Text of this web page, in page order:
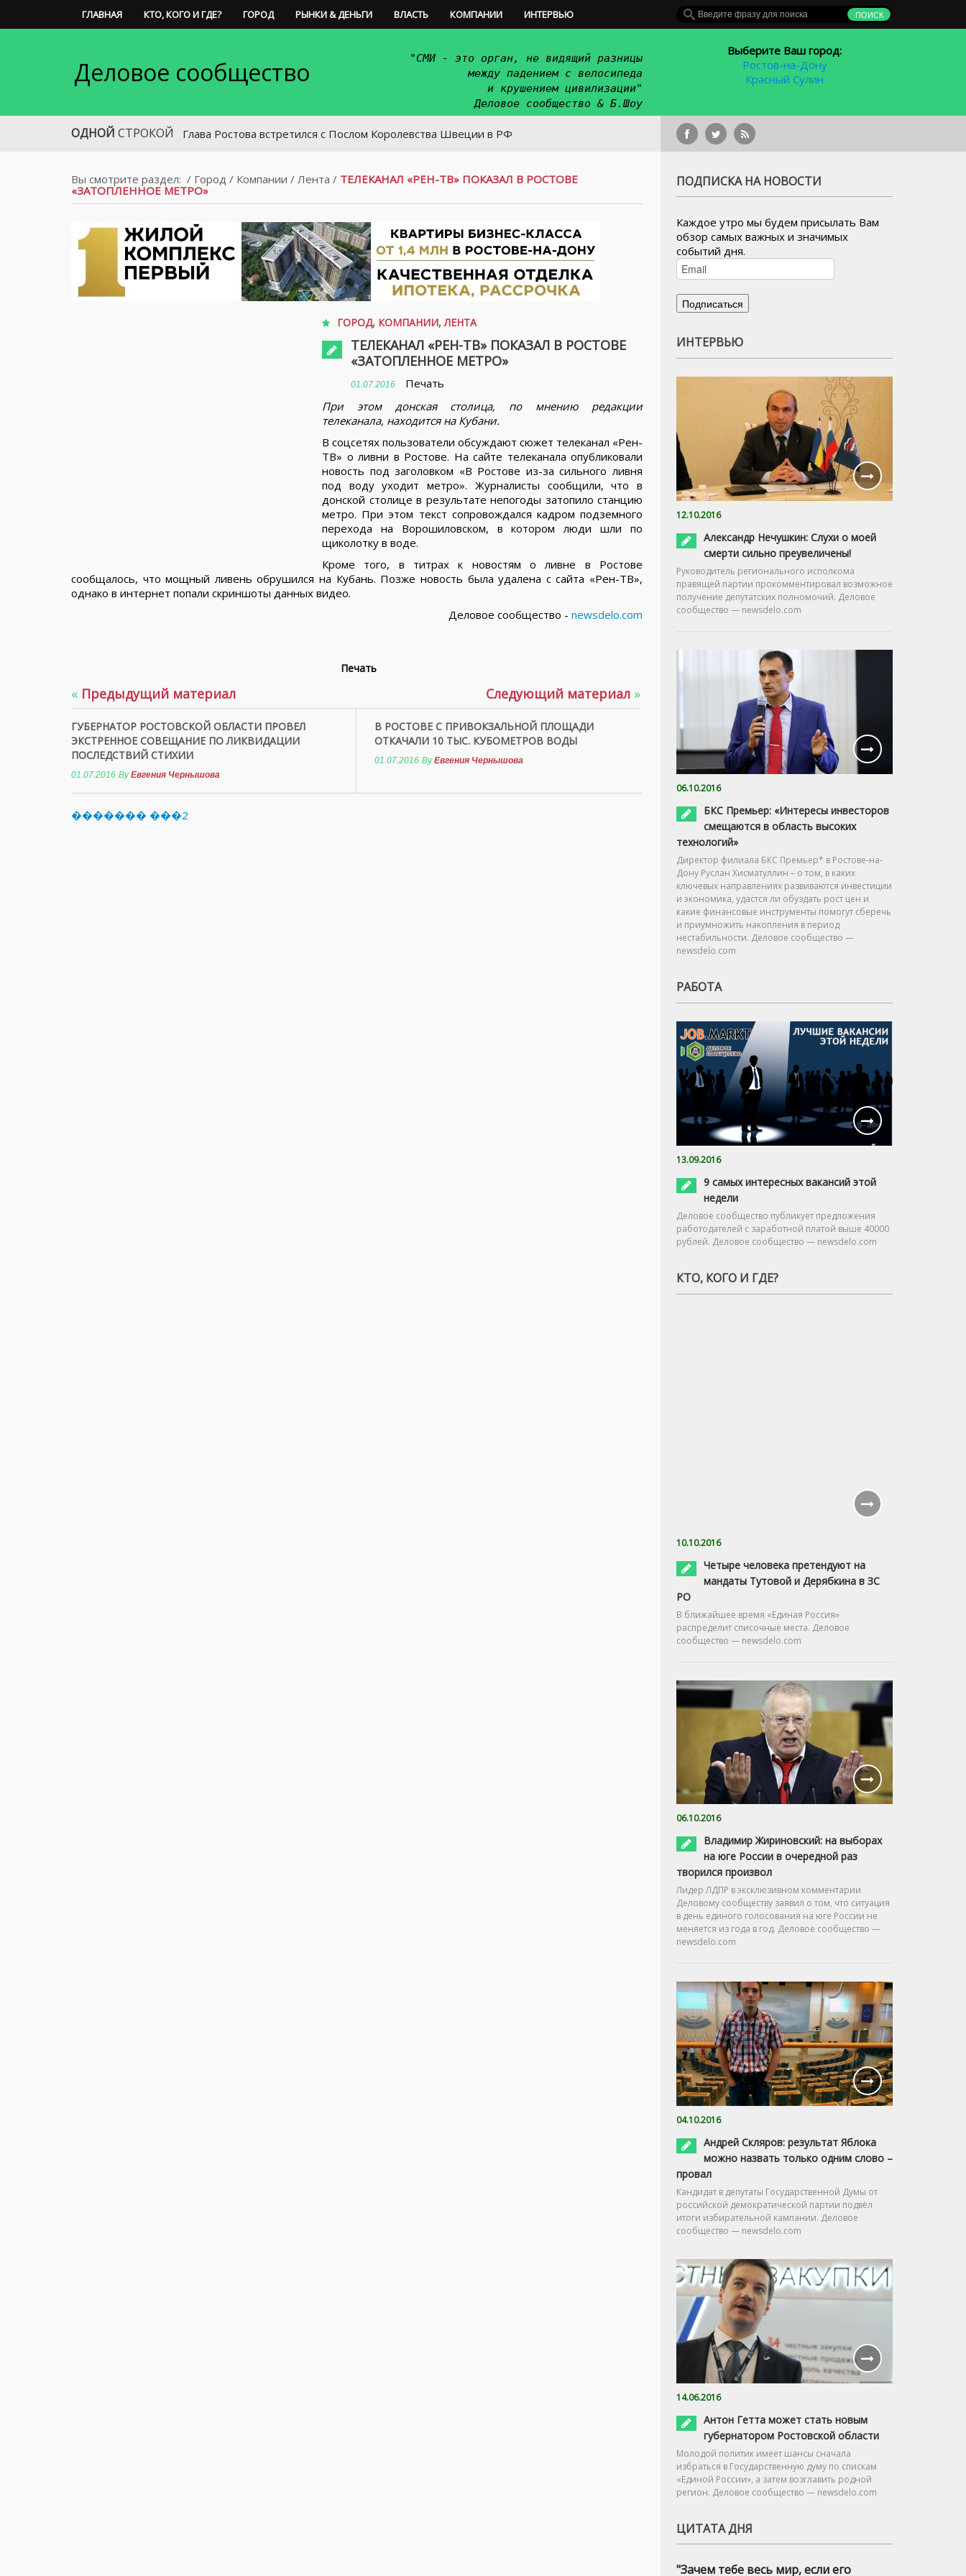
ГЛАВНАЯ КТО, КОГО И ГДЕ? ГОРОД РЫНКИ & ДЕНЬГИ ВЛАСТЬ КОМПАНИИ ИНТЕРВЬЮ
Деловое сообщество
"СМИ - это орган, не видящий разницы
между падением с велосипеда
и крушением цивилизации"
Деловое сообщество & Б.Шоу
Выберите Ваш город:
Ростов-на-Дону
Красный Сулин
ОДНОЙ СТРОКОЙ
Глава Ростова встретился с Послом Королевства Швеции в РФ
Вы смотрите раздел: / Город / Компании / Лента / ТЕЛЕКАНАЛ «РЕН-ТВ» ПОКАЗАЛ В РОСТОВЕ
«ЗАТОПЛЕННОЕ МЕТРО»
ГОРОД, КОМПАНИИ,ЛЕНТА
ТЕЛЕКАНАЛ «РЕН-ТВ» ПОКАЗАЛ В РОСТОВЕ
«ЗАТОПЛЕННОЕ МЕТРО»
01.07.2016
Печать
При этом донская столица, по мнению редакции
телеканала, находится на Кубани.
В соцсетях пользователи обсуждают сюжет телеканал «Рен-
ТВ» о ливни в Ростове. На сайте телеканала опубликовали
новость под заголовком «В Ростове из-за сильного ливня
под воду уходит метро». Журналисты сообщили, что в
донской столице в результате непогоды затопило станцию
метро. При этом текст сопровождался кадром подземного
перехода на Ворошиловском, в котором люди шли по
щиколотку в воде.
Кроме того, в титрах к новостям о ливне в Ростове
сообщалось, что мощный ливень обрушился на Кубань. Позже новость была удалена с сайта «Рен-ТВ»,
однако в интернет попали скриншоты данных видео.
Деловое сообщество - newsdelo.com
Печать
« Предыдущий материал
ГУБЕРНАТОР РОСТОВСКОЙ ОБЛАСТИ ПРОВЕЛ
ЭКСТРЕННОЕ СОВЕЩАНИЕ ПО ЛИКВИДАЦИИ
ПОСЛЕДСТВИЙ СТИХИИ
01.07.2016 ByЕвгения Чернышова
Следующий материал »
В РОСТОВЕ С ПРИВОКЗАЛЬНОЙ ПЛОЩАДИ
ОТКАЧАЛИ 10 ТЫС. КУБОМЕТРОВ ВОДЫ
01.07.2016 ByЕвгения Чернышова
������� ���2
ПОДПИСКА НА НОВОСТИ
Каждое утро мы будем присылать Вам
обзор самых важных и значимых
событий дня.
ИНТЕРВЬЮ
12.10.2016
Александр Нечушкин: Слухи о моей
смерти сильно преувеличены!
Руководитель регионального исполкома
правящей партии прокомментировал возможное
получение депутатских полномочий. Деловое
сообщество — newsdelo.com
06.10.2016
БКС Премьер: «Интересы инвесторов
смещаются в область высоких
технологий»
Директор филиала БКС Премьер* в Ростове-на-
Дону Руслан Хисматуллин – о том, в каких
ключевых направлениях развиваются инвестиции
и экономика, удастся ли обуздать рост цен и
какие финансовые инструменты помогут сберечь
и приумножить накопления в период
нестабильности. Деловое сообщество —
newsdelo.com
РАБОТА
13.09.2016
9 самых интересных вакансий этой
недели
Деловое сообщество публикует предложения
работодателей с заработной платой выше 40000
рублей. Деловое сообщество — newsdelo.com
КТО, КОГО И ГДЕ?
10.10.2016
Четыре человека претендуют на
мандаты Тутовой и Дерябкина в ЗС
РО
В ближайшее время «Единая Россия»
распределит списочные места. Деловое
сообщество — newsdelo.com
06.10.2016
Владимир Жириновский: на выборах
на юге России в очередной раз
творился произвол
Лидер ЛДПР в эксклюзивном комментарии
Деловому сообществу заявил о том, что ситуация
в день единого голосования на юге России не
меняется из года в год. Деловое сообщество —
newsdelo.com
04.10.2016
Андрей Скляров: результат Яблока
можно назвать только одним слово –
провал
Кандидат в депутаты Государственной Думы от
российской демократической партии подвёл
итоги избирательной кампании. Деловое
сообщество — newsdelo.com
14.06.2016
Антон Гетта может стать новым
губернатором Ростовской области
Молодой политик имеет шансы сначала
избраться в Государственную думу по спискам
«Единой России», а затем возглавить родной
регион. Деловое сообщество — newsdelo.com
ЦИТАТА ДНЯ
"Зачем тебе весь мир, если его